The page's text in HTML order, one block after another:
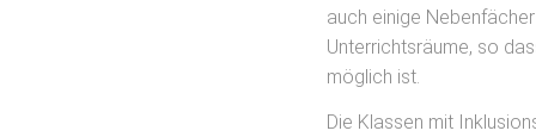
auch einige
Unterrichtsräume, so
möglich ist.
Die Klassen mit